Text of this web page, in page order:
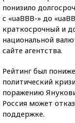
понизило
с «uaBBB-» до
краткосрочный и
национальной
сайте агентства.
Рейтинг был
политический
поражению
Россия может
поддержке.